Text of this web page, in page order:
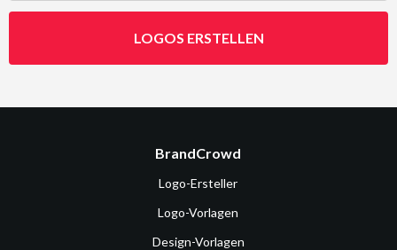
LOGOS ERSTELLEN
BrandCrowd
Logo-Ersteller
Logo-Vorlagen
Design-Vorlagen